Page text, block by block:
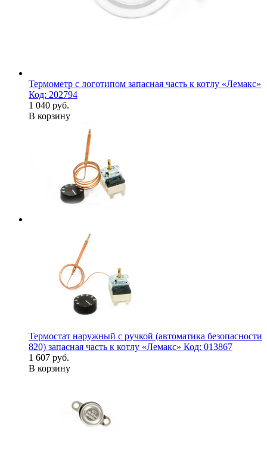
Термометр с логотипом запасная часть к котлу «Лемакс»
Код: 202794
1 040 руб.
В корзину
Термостат наружный с ручкой (автоматика безопасности
820) запасная часть к котлу «Лемакс» Код: 013867
1 607 руб.
В корзину